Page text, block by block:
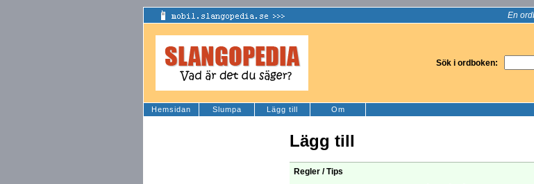
En
Sök i ordboken:
Hemsidan Slumpa Lägg till Om
Lägg till
Regler / Tips